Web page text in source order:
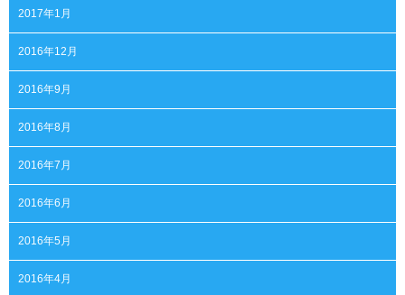
2017年1月
2016年12月
2016年9月
2016年8月
2016年7月
2016年6月
2016年5月
2016年4月